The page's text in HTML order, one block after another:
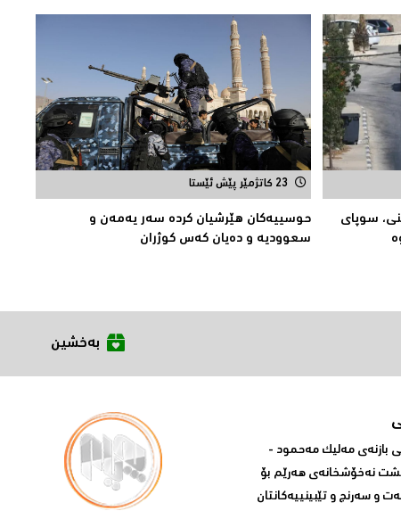
سوپای
23 کاتژمێر پێش ئێستا
حوسییەكان هێرشیان كردە سەر یەمەن و
سعوودیە و دەیان كەس كوژران
بەخشین
بازنه‌ی مه‌لیک مه‌حمود -
نه‌خۆشخانه‌ی‌ هه‌رێم بۆ
و سه‌رنج و تێبینییه‌كانتان